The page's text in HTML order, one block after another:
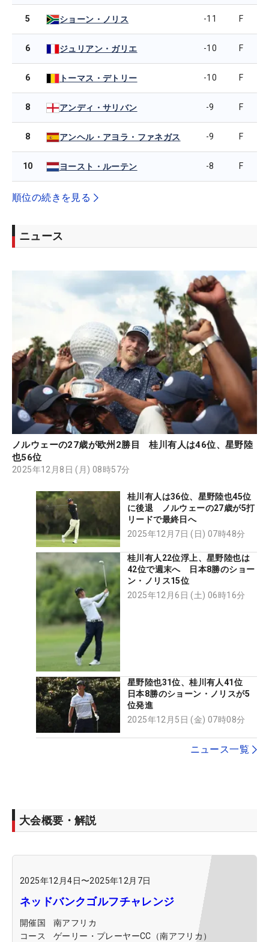
5 ショーン・ノリス -11 F
6 ジュリアン・ガリエ -10 F
6 トーマス・デトリー -10 F
8 アンディ・サリバン -9 F
8 アンヘル・アヨラ・ファネガス -9 F
10 ヨースト・ルーテン -8 F
順位の続きを見る
ニュース
ノルウェーの27歳が欧州2勝目 桂川有人は46位、星野陸
也56位
2025年12月8日 (月) 08時57分
桂川有人は36位、星野陸也45位
に後退 ノルウェーの27歳が5打
リードで最終日へ
2025年12月7日 (日) 07時48分
桂川有人22位浮上、星野陸也は
42位で週末へ 日本8勝のショー
ン・ノリス15位
2025年12月6日 (土) 06時16分
星野陸也31位、桂川有人41位
日本8勝のショーン・ノリスが5
位発進
2025年12月5日 (金) 07時08分
ニュース一覧
大会概要・解説
2025年12月4日〜2025年12月7日
ネッドバンクゴルフチャレンジ
開催国
南アフリカ
コース
ゲーリー・プレーヤーCC（南アフリカ）